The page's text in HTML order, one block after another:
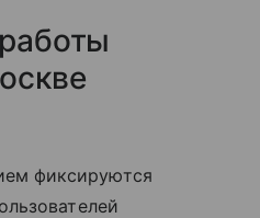
фиксируются